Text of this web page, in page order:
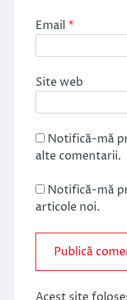
Email *
Site web
Notifică-mă
alte comentarii.
Notifică-mă
articole noi.
Acest site